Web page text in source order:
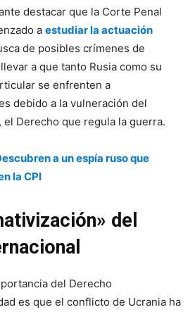
destacar que la Corte Penal
a estudiar la actuación
de posibles crímenes de
a que tanto Rusia como su
se enfrenten a
debido a la vulneración del
Derecho que regula la guerra.
a un espía ruso que
la CPI
del
del Derecho
es que el conflicto de Ucrania ha